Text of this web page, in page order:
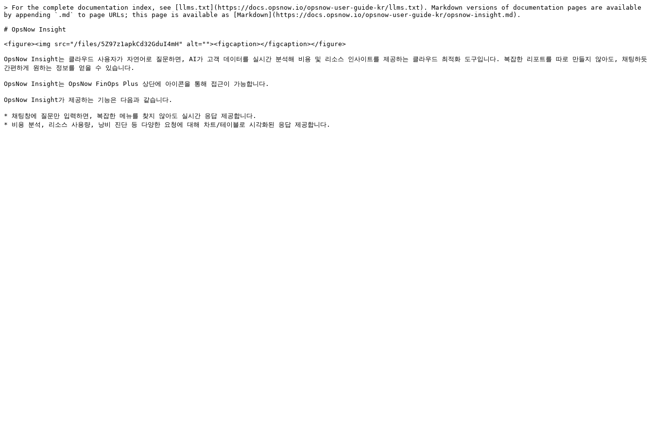
> For the complete documentation index, see [llms.txt](https://docs.opsnow.io/opsnow-user-guide-kr/llms.txt). Markdown versions of documentation pages are available
by appending `.md` to page URLs; this page is available as [Markdown](https://docs.opsnow.io/opsnow-user-guide-kr/opsnow-insight.md).
# OpsNow Insight
<figure><img src="/files/5Z97z1apkCd32GduI4mH" alt=""><figcaption></figcaption></figure>
OpsNow Insight는 클라우드 사용자가 자연어로 질문하면, AI가 고객 데이터를 실시간 분석해 비용 및 리소스 인사이트를 제공하는 클라우드 최적화 도구입니다. 복잡한 리포트를 따로 만들지 않아도, 채팅하듯
간편하게 원하는 정보를 얻을 수 있습니다.
OpsNow Insight는 OpsNow FinOps Plus 상단에 아이콘을 통해 접근이 가능합니다.
OpsNow Insight가 제공하는 기능은 다음과 같습니다.
* 채팅창에 질문만 입력하면, 복잡한 메뉴를 찾지 않아도 실시간 응답 제공합니다.